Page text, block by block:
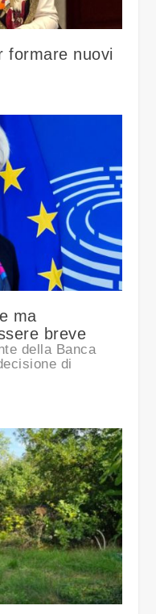
formare nuovi
ma
breve
della Banca
di